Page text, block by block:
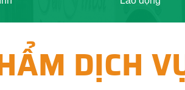
DỊCH